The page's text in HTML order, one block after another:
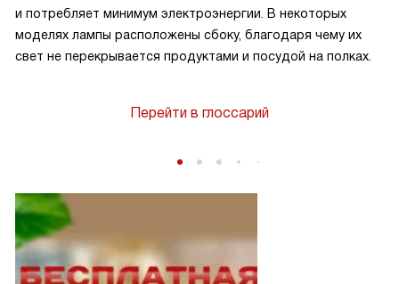
и потребляет минимум электроэнергии. В некоторых
моделях лампы расположены сбоку, благодаря чему их
свет не перекрывается продуктами и посудой на полках.
Перейти в глоссарий